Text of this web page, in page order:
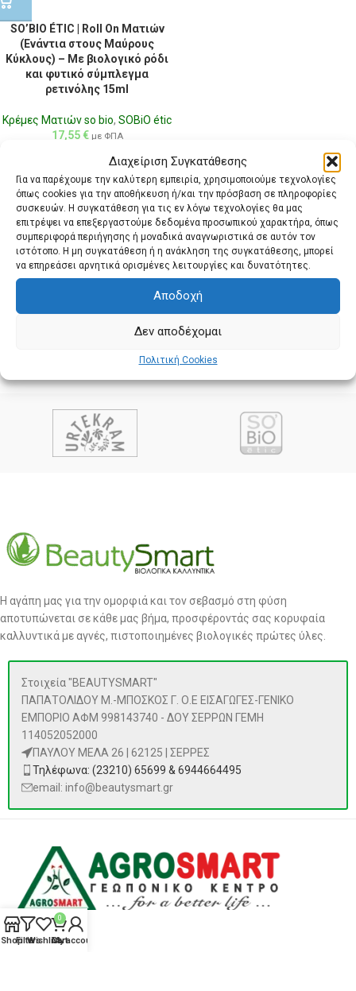
Διαχείριση Συγκατάθεσης
Για να παρέχουμε την καλύτερη εμπειρία, χρησιμοποιούμε τεχνολογίες
όπως cookies για την αποθήκευση ή/και την πρόσβαση σε πληροφορίες
συσκευών. Η συγκατάθεση για τις εν λόγω τεχνολογίες θα μας
επιτρέψει να επεξεργαστούμε δεδομένα προσωπικού χαρακτήρα, όπως
συμπεριφορά περιήγησης ή μοναδικά αναγνωριστικά σε αυτόν τον
ιστότοπο. Η μη συγκατάθεση ή η ανάκληση της συγκατάθεσης, μπορεί
να επηρεάσει αρνητικά ορισμένες λειτουργίες και δυνατότητες.
Αποδοχή
Δεν αποδέχομαι
Πολιτική Cookies
SO’BIO ÉTIC | Roll On Ματιών
(Ενάντια στους Μαύρους
Κύκλους) – Με βιολογικό ρόδι
και φυτικό σύμπλεγμα
ρετινόλης 15ml
Κρέμες Ματιών so bio, SOBiO étic
17,55€ με ΦΠΑ
Η αγάπη μας για την ομορφιά και τον σεβασμό στη φύση
αποτυπώνεται σε κάθε μας βήμα, προσφέροντάς σας κορυφαία
καλλυντικά με αγνές, πιστοποιημένες βιολογικές πρώτες ύλες.
Στοιχεία "BEAUTYSMART"
ΠΑΠΑΤΟΛΙΔΟΥ Μ.-ΜΠΟΣΚΟΣ Γ. Ο.Ε ΕΙΣΑΓΩΓΕΣ-ΓΕΝΙΚΟ
ΕΜΠΟΡΙΟ ΑΦΜ 998143740 - ΔΟΥ ΣΕΡΡΩΝ ΓΕΜΗ
114052052000
ΠΑΥΛΟΥ ΜΕΛΑ 26 | 62125 | ΣΕΡΡΕΣ
Τηλέφωνα: (23210) 65699 & 6944664495
email: info@beautysmart.gr
ShopFiltersWishlist
0
Cart
My account